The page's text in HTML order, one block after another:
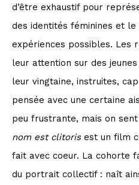
d’être exhaustif pour
des identités féminines et
expériences possibles. Les
leur attention sur des
leur vingtaine, instruites,
pensée avec une certaine
peu frustrante, mais on
nom est clitorisest un film
fait avec coeur. La cohorte
du portrait collectif : naît